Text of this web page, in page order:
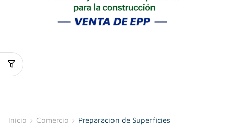
Inicio Comercio Preparacion de Superficies